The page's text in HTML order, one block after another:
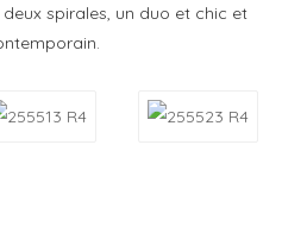
spirales, un duo et chic et